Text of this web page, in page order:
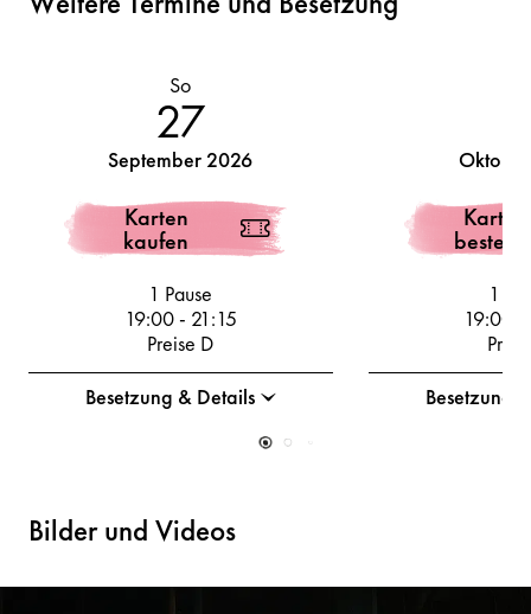
So
27
September 2026
Karten
kaufen
1 Pause
19:00- 21:15
Preise D
Besetzung & Details
Karten
1
19:00
Besetzung
Bilder und Videos